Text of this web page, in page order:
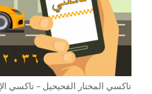
تاكسي المختار الفحيحيل – تاكسي